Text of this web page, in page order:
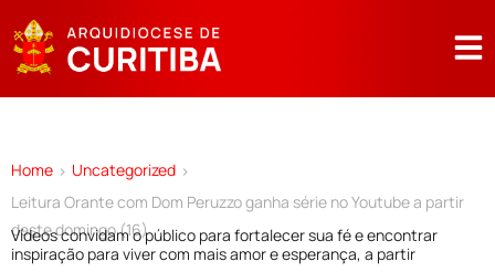
Home > Uncategorized >
Leitura Orante com Dom Peruzzo ganha série no Youtube a partir
deste domingo (16)
Vídeos convidam o público para fortalecer sua fé e encontrar
inspiração para viver com mais amor e esperança, a partir